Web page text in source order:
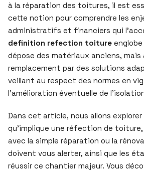
à la réparation des toitures, il est
cette notion pour comprendre les
administratifs et financiers qui
definition refection toiture
dépose des matériaux anciens, mais
remplacement par des solutions
veillant au respect des normes en
l’amélioration éventuelle de
Dans cet article, nous allons
qu’implique une réfection de
avec la simple réparation ou la
doivent vous alerter, ainsi que les
réussir ce chantier majeur. Vous